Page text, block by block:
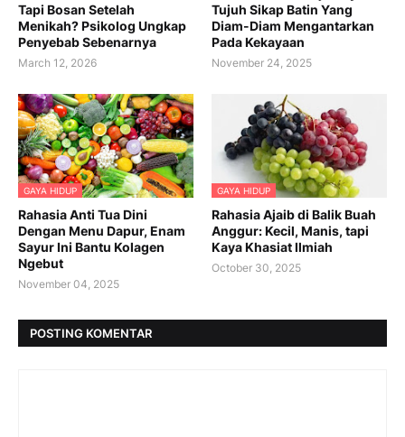
Tapi Bosan Setelah
Menikah? Psikolog Ungkap
Penyebab Sebenarnya
March 12, 2026
Tujuh Sikap Batin Yang
Diam-Diam Mengantarkan
Pada Kekayaan
November 24, 2025
GAYA HIDUP
Rahasia Anti Tua Dini
Dengan Menu Dapur, Enam
Sayur Ini Bantu Kolagen
Ngebut
November 04, 2025
GAYA HIDUP
Rahasia Ajaib di Balik Buah
Anggur: Kecil, Manis, tapi
Kaya Khasiat Ilmiah
October 30, 2025
POSTING KOMENTAR